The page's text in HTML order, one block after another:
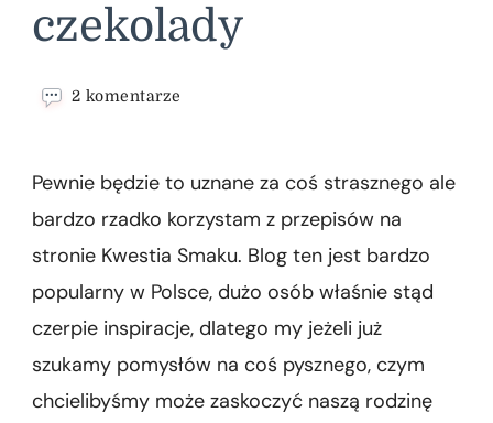
czekolady
2 komentarze
polewą
z
białej
czekolady
Pewnie będzie to uznane za coś strasznego ale
bardzo rzadko korzystam z przepisów na
stronie Kwestia Smaku. Blog ten jest bardzo
popularny w Polsce, dużo osób właśnie stąd
czerpie inspiracje, dlatego my jeżeli już
szukamy pomysłów na coś pysznego, czym
chcielibyśmy może zaskoczyć naszą rodzinę